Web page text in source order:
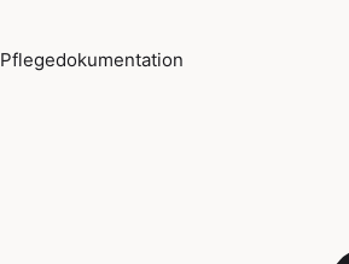
Pflegedokumentation